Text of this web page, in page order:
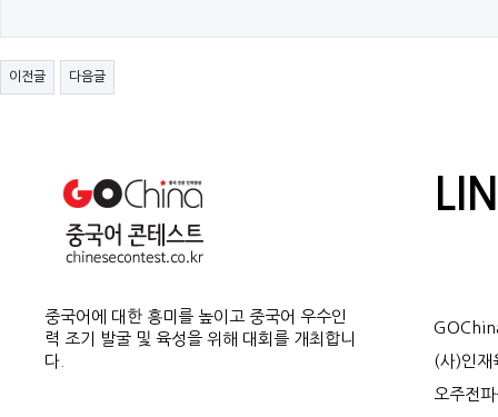
이전글 다음글
중국어에 대한 흥미를 높이고 중국어 우수인
력 조기 발굴 및 육성을 위해 대회를 개최합니
다.
(사)인재
오주전